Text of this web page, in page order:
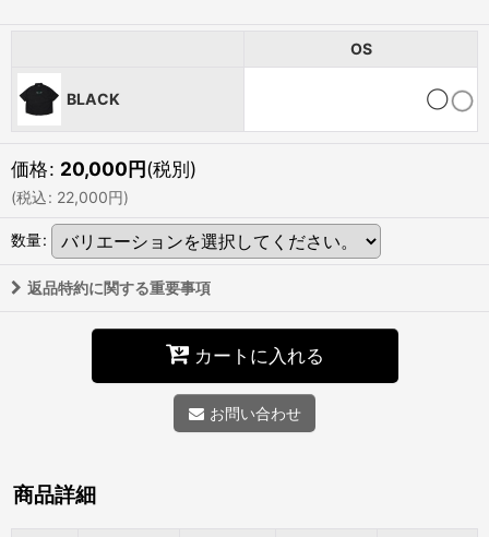
OS
BLACK ◯
価格: 20,000円(税別)
(税込: 22,000円)
数量:
返品特約に関する重要事項
カートに入れる
お問い合わせ
商品詳細